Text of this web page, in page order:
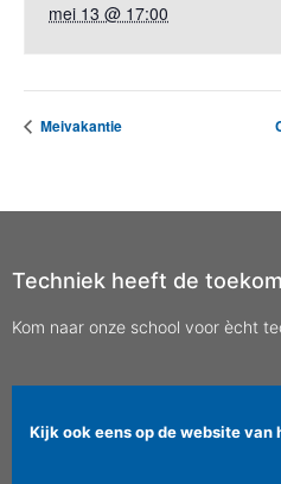
mei 13 @ 17:00
Meivakantie
Techniek heeft de
Kom naar onze school voor ècht
Kijk ook eens op de website van